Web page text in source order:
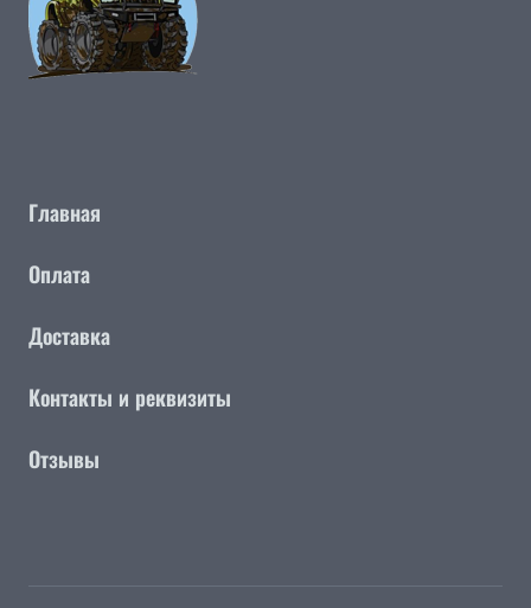
Главная
Оплата
Доставка
Контакты и реквизиты
Отзывы